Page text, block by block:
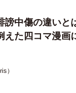
謗中傷の違い
えた四コマ漫画
）